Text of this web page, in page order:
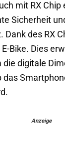
mit RX Chip
Sicherheit
Dank des RX
Bike. Dies
die digitale
das
Anzeige